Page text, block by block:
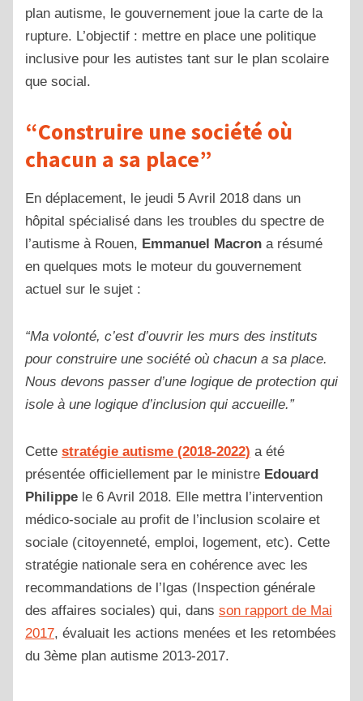
plan autisme, le gouvernement joue la carte de la
rupture. L’objectif : mettre en place une politique
inclusive pour les autistes tant sur le plan scolaire
que social.
“Construire une société où
chacun a sa place”
En déplacement, le jeudi 5 Avril 2018 dans un
hôpital spécialisé dans les troubles du spectre de
l’autisme à Rouen, Emmanuel Macron a résumé
en quelques mots le moteur du gouvernement
actuel sur le sujet :
“Ma volonté, c’est d’ouvrir les murs des instituts
pour construire une société où chacun a sa place.
Nous devons passer d’une logique de protection qui
isole à une logique d’inclusion qui accueille.”
Cette stratégie autisme (2018-2022) a été
présentée officiellement par le ministre Edouard
Philippe le 6 Avril 2018. Elle mettra l’intervention
médico-sociale au profit de l’inclusion scolaire et
sociale (citoyenneté, emploi, logement, etc). Cette
stratégie nationale sera en cohérence avec les
recommandations de l’Igas (Inspection générale
des affaires sociales) qui, dans son rapport de Mai
2017, évaluait les actions menées et les retombées
du 3ème plan autisme 2013-2017.